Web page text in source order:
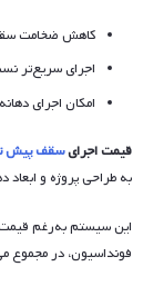
کاهش ضخامت
اجرای سریع‌تر
امکان اجرای دهانه‌های تا ۱۲ متر
قیمت اجرایسقف پیش
به طراحی پروژه و ابعاد
این سیستم به‌رغم
فونداسیون، در مجموع